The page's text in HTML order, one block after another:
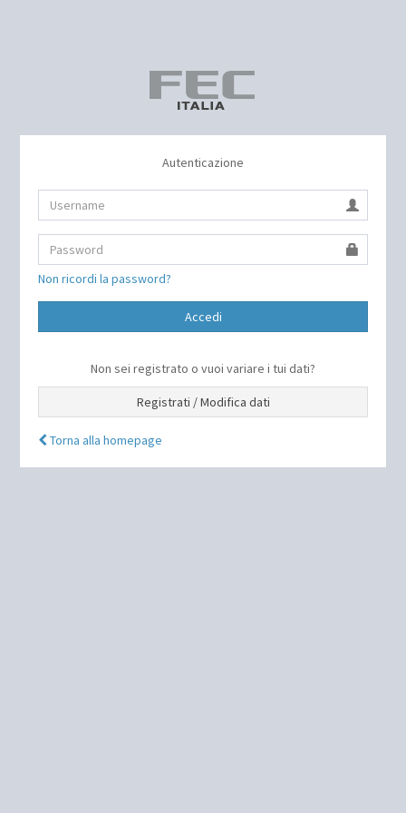
Autenticazione
Non ricordi la password?
Accedi
Non sei registrato o vuoi variare i tui dati?
Registrati / Modifica dati
Torna alla homepage